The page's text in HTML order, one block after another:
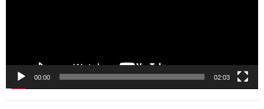
00:00 02:03